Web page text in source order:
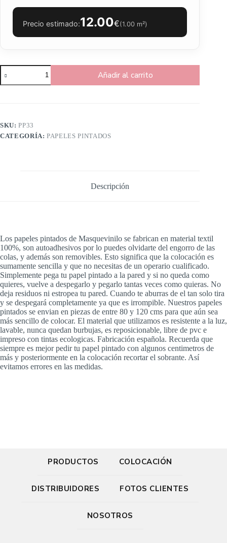
Precio estimado:12.00€(1.00 m²)
Añadir al carrito
SKU:PP33
CATEGORÍA:PAPELES PINTADOS
Descripción
Los papeles pintados de Masquevinilo se fabrican en material textil
100%, son autoadhesivos por lo puedes olvidarte del engorro de las
colas, y además son removibles. Esto significa que la colocación es
sumamente sencilla y que no necesitas de un operario cualificado.
Simplemente pega tu papel pintado a la pared y si no queda como
quieres, vuelve a despegarlo y pegarlo tantas veces como quieras. No
deja residuos ni estropea tu pared. Cuando te aburras de el tan solo tira
y se despegará completamente ya que es irrompible. Nuestros papeles
pintados se envian en piezas de entre 80 y 120 cms para que aún sea
más sencillo de colocar. El material que utilizamos es resistente a la luz,
lavable, nunca quedan burbujas, es reposicionable, libre de pvc e
impreso con tintas ecologicas. Fabricación española. Recuerda que
siempre es mejor pedir tu papel pintado con algunos centimetros de
más y posteriormente en la colocación recortar el sobrante. Así
evitamos errores en las medidas.
PRODUCTOS COLOCACIÓN
DISTRIBUIDORES FOTOS CLIENTES
NOSOTROS